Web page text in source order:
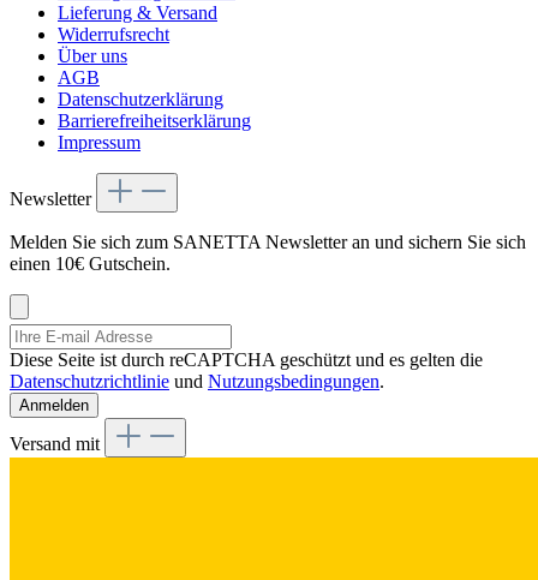
Lieferung & Versand
Widerrufsrecht
Über uns
AGB
Datenschutzerklärung
Barrierefreiheitserklärung
Impressum
Newsletter
Melden Sie sich zum SANETTA Newsletter an und sichern Sie sich
einen 10€ Gutschein.
Diese Seite ist durch reCAPTCHA geschützt und es gelten die
Datenschutzrichtlinie und Nutzungsbedingungen.
Anmelden
Versand mit